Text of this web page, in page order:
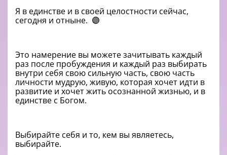
Я в единстве и в своей целостности сейчас,
сегодня и отныне. 🟣
Это намерение вы можете зачитывать каждый
раз после пробуждения и каждый раз выбирать
внутри себя свою сильную часть, свою часть
личности мудрую, живую, которая хочет идти в
развитие и хочет жить осознанной жизнью, и в
единстве с Богом.
Выбирайте себя и то, кем вы являетесь,
выбирайте.